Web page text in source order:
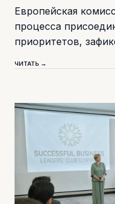
Европейская
процесса
приоритетов,
ЧИТАТЬ →